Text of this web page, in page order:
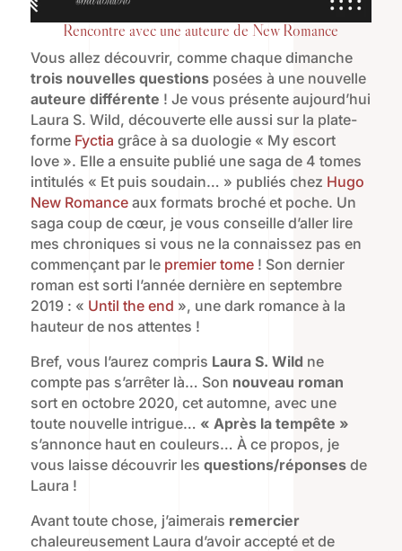
Rencontre avec une auteure de New Romance
Vous allez découvrir, comme chaque dimanche
trois nouvelles questionsposées à une nouvelle
auteure différente ! Je vous présente aujourd’hui
Laura S. Wild, découverte elle aussi sur la plate-
forme Fyctia grâce à sa duologie « My escort
love ». Elle a ensuite publié une saga de 4 tomes
intitulés « Et puis soudain… » publiés chez Hugo
New Romanceaux formats broché et poche. Un
saga coup de cœur, je vous conseille d’aller lire
mes chroniques si vous ne la connaissez pas en
commençant par le premier tome! Son dernier
roman est sorti l’année dernière en septembre
2019 : « Until the end », une dark romance à la
hauteur de nos attentes !
Bref, vous l’aurez compris Laura S. Wild ne
compte pas s’arrêter là… Son nouveau roman
sort en octobre 2020, cet automne, avec une
toute nouvelle intrigue… « Après la tempête »
s’annonce haut en couleurs… À ce propos, je
vous laisse découvrir les questions/réponsesde
Laura !
Avant toute chose, j’aimerais remercier
chaleureusement Laura d’avoir accepté et de